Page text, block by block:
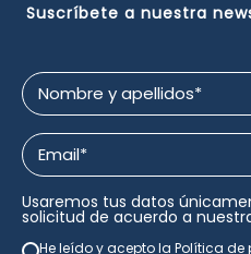
Suscríbete a nuestra
Nombre
y
apellidos
*
Email
*
Usaremos tus datos
solicitud de acuerdo a
He leído y acepto la Política de